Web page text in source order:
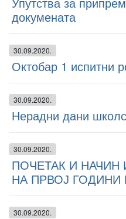
докумената
30.09.2020.
Октобар 1 испитни
30.09.2020.
Нерадни дани
30.09.2020.
ПОЧЕТАК И
НА ПРВОЈ ГОДИНИ
30.09.2020.